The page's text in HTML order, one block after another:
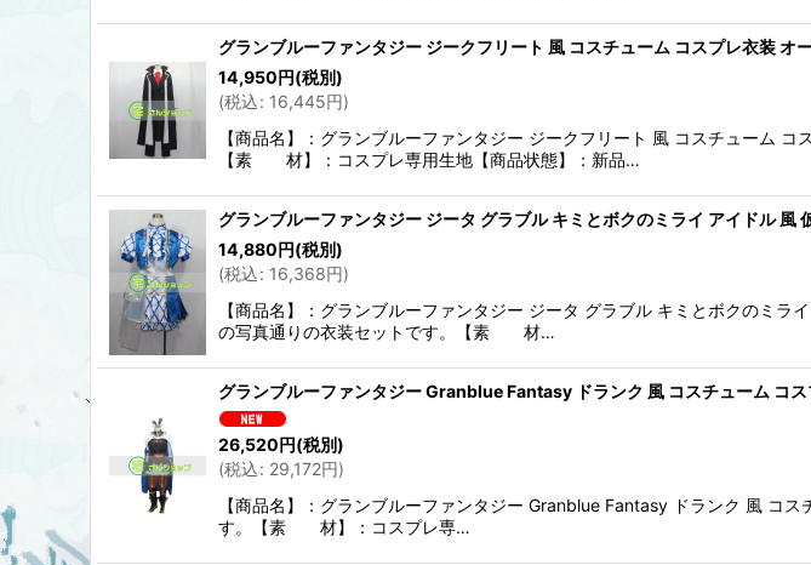
グランブルーファンタジー ジークフリート 風 コスチューム コスプレ衣装 オ
14,950円(税別)
(税込: 16,445円)
【商品名】：グランブルーファンタジー ジークフリート 風 コスチューム
【素 材】：コスプレ専用生地【商品状態】：新品…
グランブルーファンタジー ジータ グラブル キミとボクのミライ アイドル 風
14,880円(税別)
(税込: 16,368円)
【商品名】：グランブルーファンタジー ジータ グラブル キミとボクのミ
の写真通りの衣装セットです。【素 材…
グランブルーファンタジー Granblue Fantasy ドランク 風 コスチューム コ
26,520円(税別)
(税込: 29,172円)
【商品名】：グランブルーファンタジー Granblue Fantasy ドランク 風 コ
す。【素 材】：コスプレ専…